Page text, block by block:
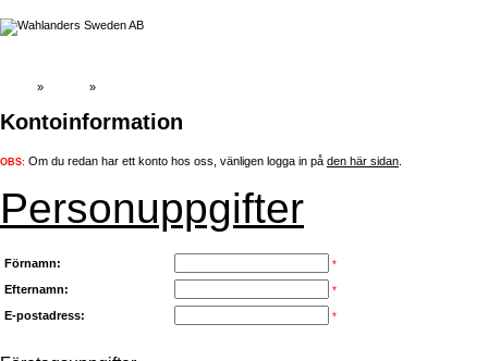
» »
Kontoinformation
OBS: Om du redan har ett konto hos oss, vänligen logga in på den här sidan
Personuppgifter
Förnamn: *
Efternamn: *
E-postadress: *